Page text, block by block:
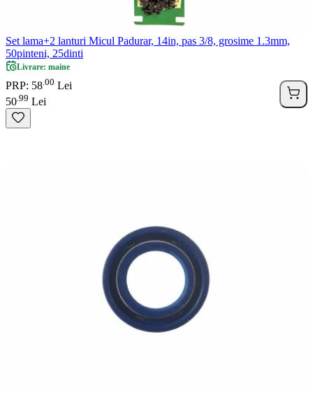
Set lama+2 lanturi Micul Padurar, 14in, pas 3/8, grosime 1.3mm,
50pinteni, 25dinti
Livrare: maine
PRP: 58 00 Lei
50 99 Lei